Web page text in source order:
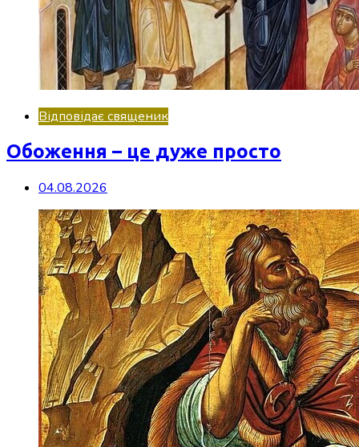
Відповідає священик
Обоження – це дуже просто
04.08.2026